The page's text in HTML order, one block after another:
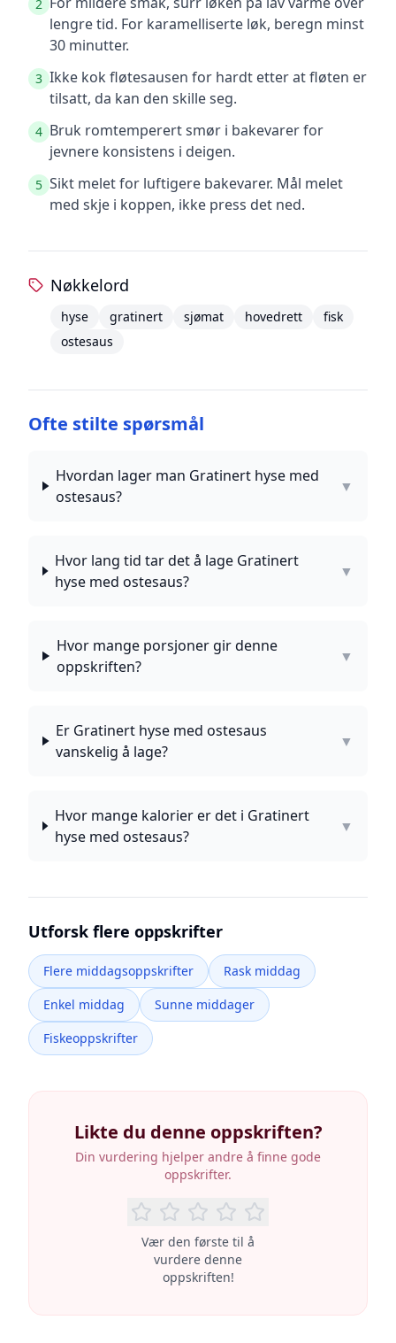
2
lengre tid. For karamelliserte løk, beregn minst
30 minutter.
3 Ikke kok fløtesausen for hardt etter at fløten er
tilsatt, da kan den skille seg.
4 Bruk romtemperert smør i bakevarer for
jevnere konsistens i deigen.
5 Sikt melet for luftigere bakevarer. Mål melet
med skje i koppen, ikke press det ned.
Nøkkelord
hyse gratinert sjømat hovedrett
fisk
ostesaus
Ofte stilte spørsmål
Hvordan lager man Gratinert hyse med
ostesaus?
▼
Hvor lang tid tar det å lage Gratinert
hyse med ostesaus?
▼
Hvor mange porsjoner gir denne
oppskriften?
▼
Er Gratinert hyse med ostesaus
vanskelig å lage?
▼
Hvor mange kalorier er det i Gratinert
hyse med ostesaus?
▼
Utforsk flere oppskrifter
Flere middagsoppskrifter
Rask middag
Enkel middag
Sunne middager
Fiskeoppskrifter
Likte du denne oppskriften?
Din vurdering hjelper andre å finne gode
oppskrifter.
Vær den første til å
vurdere denne
oppskriften!